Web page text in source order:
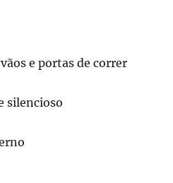
e portas de correr
silencioso